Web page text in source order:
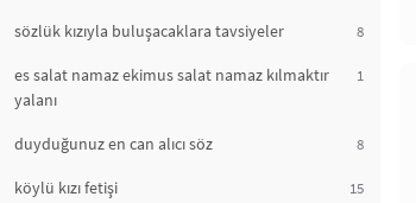
sözlük kızıyla buluşacaklara tavsiyeler 8
es salat namaz ekimus salat namaz kılmaktır
yalanı
1
duyduğunuz en can alıcı söz 8
köylü kızı fetişi 15